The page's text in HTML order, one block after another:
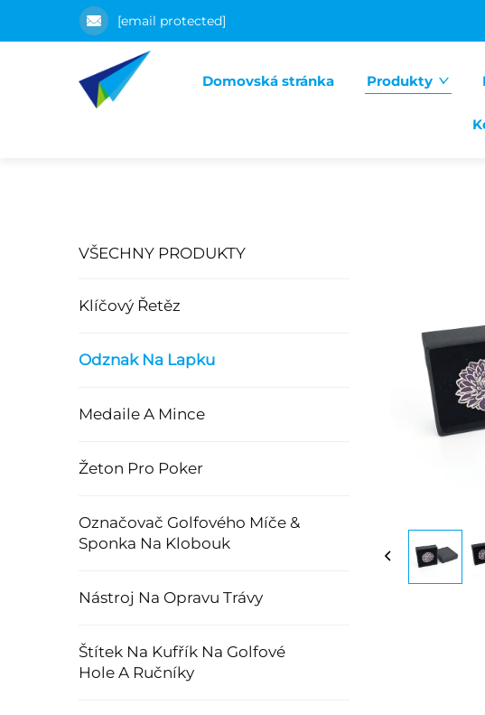
[email protected]
Domovská stránka Produkty
VŠECHNY PRODUKTY
Klíčový Řetěz
Odznak Na Lapku
Medaile A Mince
Žeton Pro Poker
Označovač Golfového Míče &
Sponka Na Klobouk
Nástroj Na Opravu Trávy
Štítek Na Kufřík Na Golfové
Hole A Ručníky